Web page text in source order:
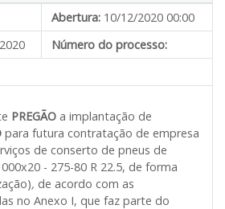
Abertura: 10/12/2020 00:00
Número do processo:
PREGÃO a implantação de
para futura contratação de empresa
de conserto de pneus de
- 275-80 R 22.5, de forma
, de acordo com as
no Anexo I, que faz parte do